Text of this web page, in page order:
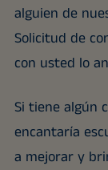
alguien de
Solicitud de
con usted lo
Si tiene algún
encantaría
a mejorar y